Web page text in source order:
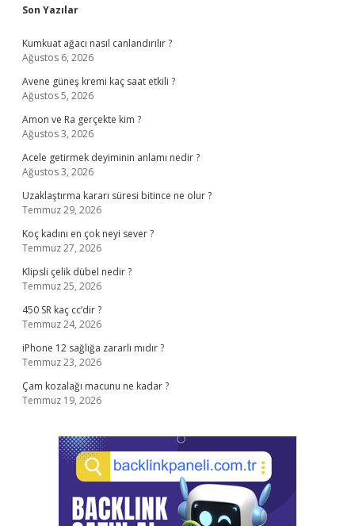
Sidebar
Son Yazılar
Kumkuat ağacı nasıl canlandırılır ?
Ağustos 6, 2026
Avene güneş kremi kaç saat etkili ?
Ağustos 5, 2026
Amon ve Ra gerçekte kim ?
Ağustos 3, 2026
Acele getirmek deyiminin anlamı nedir ?
Ağustos 3, 2026
Uzaklaştırma kararı süresi bitince ne olur ?
Temmuz 29, 2026
Koç kadını en çok neyi sever ?
Temmuz 27, 2026
Klipsli çelik dübel nedir ?
Temmuz 25, 2026
450 SR kaç cc’dir ?
Temmuz 24, 2026
iPhone 12 sağlığa zararlı mıdır ?
Temmuz 23, 2026
Çam kozalağı macunu ne kadar ?
Temmuz 19, 2026